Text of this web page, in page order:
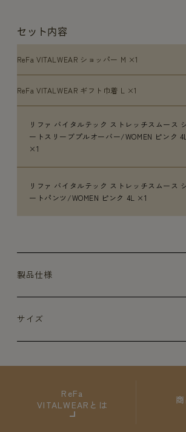
セット内容
ReFa VITALWEAR ショッパー M ×1
ReFa VITALWEAR ギフト巾着 L ×1
リファ バイタルテック ストレッチスムース
ートスリーブプルオーバー/WOMEN ピンク 4L
×1
リファ バイタルテック ストレッチスムース
ートパンツ/WOMEN ピンク 4L ×1
製品仕様
サイズ
ReFa
VITALWEARとは